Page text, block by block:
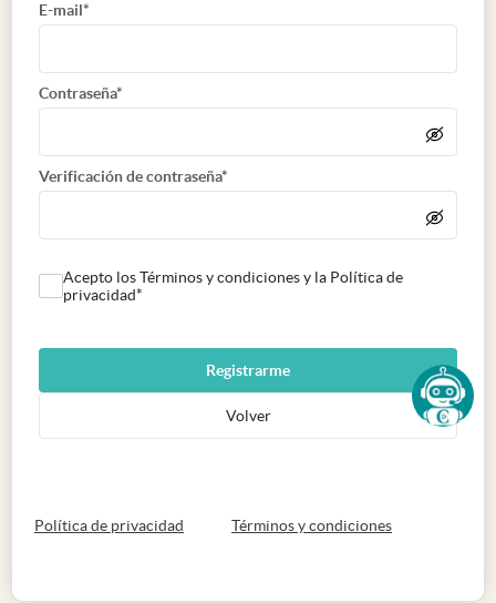
E-mail*
Contraseña*
Verificación de contraseña*
Acepto los Términos y condiciones y la Política de
privacidad*
Registrarme
Volver
Política de privacidad abre en nueva pestaña
Términos y condicionesabre en nueva